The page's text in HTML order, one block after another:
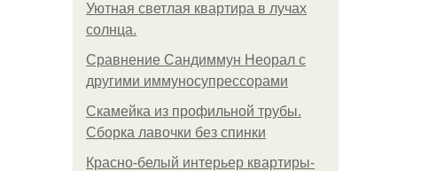
Уютная светлая квартира в лучах
солнца.
Сравнение Сандиммун Неорал с
другими иммуносупрессорами
Скамейка из профильной трубы.
Сборка лавочки без спинки
Красно-белый интерьер квартиры-